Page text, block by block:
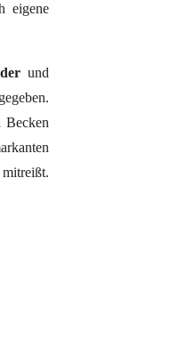
eigene
und
Becken